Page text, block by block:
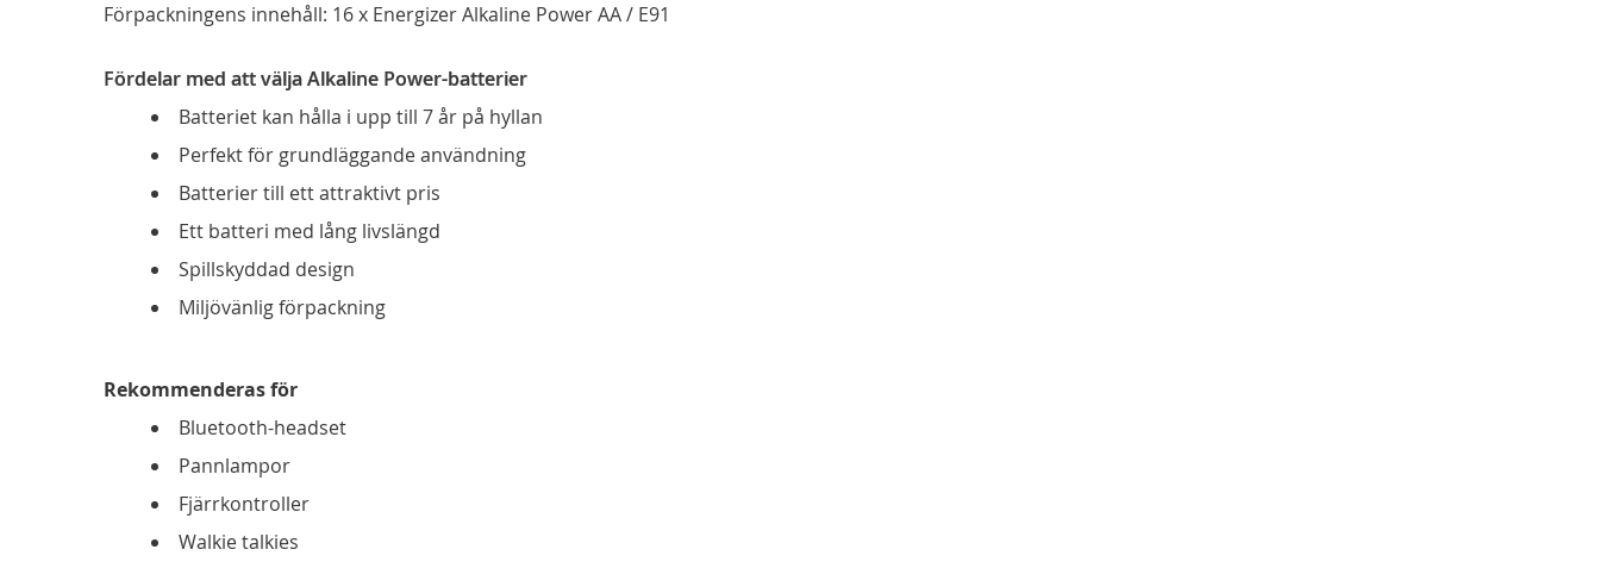
Förpackningens innehåll: 16 x Energizer Alkaline Power AA / E91
Fördelar med att välja Alkaline Power-batterier
Batteriet kan hålla i upp till 7 år på hyllan
Perfekt för grundläggande användning
Batterier till ett attraktivt pris
Ett batteri med lång livslängd
Spillskyddad design
Miljövänlig förpackning
Rekommenderas för
Bluetooth-headset
Pannlampor
Fjärrkontroller
Walkie talkies